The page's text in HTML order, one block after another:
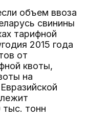
объем ввоза
свинины
тарифной
2015 года
от
квоты,
на
тыс. тонн